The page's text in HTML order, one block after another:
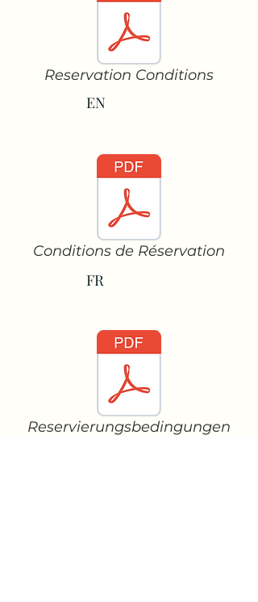
Reservation Conditions
EN
Conditions de Réservation
FR
Reservierungsbedingungen